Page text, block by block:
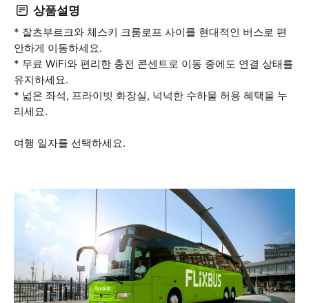
상품설명
* 잘츠부르크와 체스키 크룸로프 사이를 현대적인 버스로 편
안하게 이동하세요.
* 무료 WiFi와 편리한 충전 콘센트로 이동 중에도 연결 상태를
유지하세요.
* 넓은 좌석, 프라이빗 화장실, 넉넉한 수하물 허용 혜택을 누
리세요.
여행 일자를 선택하세요.